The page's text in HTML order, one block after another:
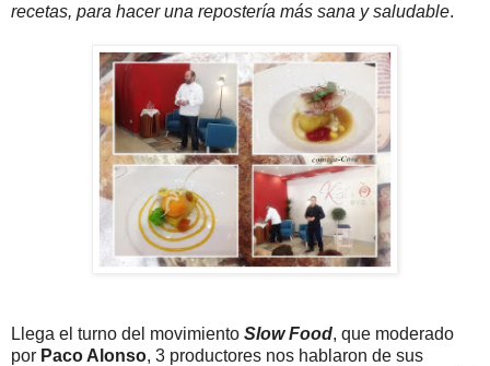
recetas, para hacer una repostería más sana y saludable.
Llega el turno del movimiento Slow Food, que moderado
por Paco Alonso, 3 productores nos hablaron de sus